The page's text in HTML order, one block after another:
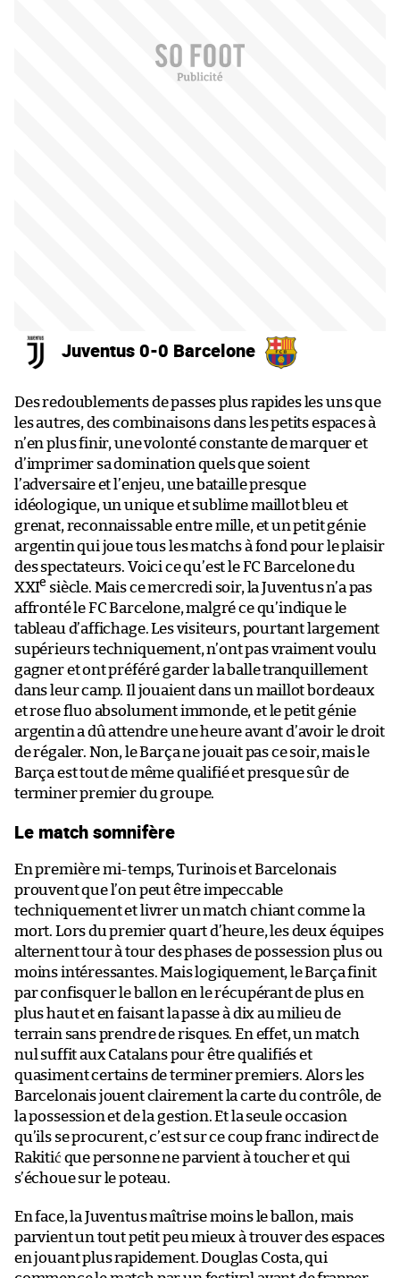
Juventus 0-0 Barcelone
Des redoublements de passes plus rapides les uns que
les autres, des combinaisons dans les petits espaces à
n’en plus finir, une volonté constante de marquer et
d’imprimer sa domination quels que soient
l’adversaire et l’enjeu, une bataille presque
idéologique, un unique et sublime maillot bleu et
grenat, reconnaissable entre mille, et un petit génie
argentin qui joue tous les matchs à fond pour le plaisir
des spectateurs. Voici ce qu’est le FC Barcelone du
XXIe siècle. Mais ce mercredi soir, la Juventus n’a pas
affronté le FC Barcelone, malgré ce qu’indique le
tableau d’affichage. Les visiteurs, pourtant largement
supérieurs techniquement, n’ont pas vraiment voulu
gagner et ont préféré garder la balle tranquillement
dans leur camp. Il jouaient dans un maillot bordeaux
et rose fluo absolument immonde, et le petit génie
argentin a dû attendre une heure avant d’avoir le droit
de régaler. Non, le Barça ne jouait pas ce soir, mais le
Barça est tout de même qualifié et presque sûr de
terminer premier du groupe.
Le match somnifère
En première mi-temps, Turinois et Barcelonais
prouvent que l’on peut être impeccable
techniquement et livrer un match chiant comme la
mort. Lors du premier quart d’heure, les deux équipes
alternent tour à tour des phases de possession plus ou
moins intéressantes. Mais logiquement, le Barça finit
par confisquer le ballon en le récupérant de plus en
plus haut et en faisant la passe à dix au milieu de
terrain sans prendre de risques. En effet, un match
nul suffit aux Catalans pour être qualifiés et
quasiment certains de terminer premiers. Alors les
Barcelonais jouent clairement la carte du contrôle, de
la possession et de la gestion. Et la seule occasion
qu’ils se procurent, c’est sur ce coup franc indirect de
Rakitić que personne ne parvient à toucher et qui
s’échoue sur le poteau.
En face, la Juventus maîtrise moins le ballon, mais
parvient un tout petit peu mieux à trouver des espaces
en jouant plus rapidement. Douglas Costa, qui